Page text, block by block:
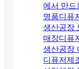
에서 만드
명품디퓨
생산공장
매장디퓨
생산공장
디퓨저제